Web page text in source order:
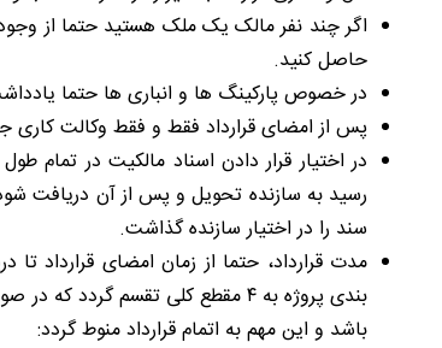
اگر چند نفر مالک یک ملک هستید حتما از
حاصل کنید.
در خصوص پارکینگ ها و انباری ها حتما
پس از امضای قرارداد فقط و فقط وکالت کاری
در اختیار قرار دادن اسناد مالکیت در
رسید به سازنده تحویل و پس از آن دریافت شود
سند را در اختیار سازنده گذاشت.
مدت قرارداد، حتما از زمان امضای قرارداد
بندی پروژه به ۴ مقطع کلی تقسم
باشد و این مهم به اتمام قرارداد منوط گردد: